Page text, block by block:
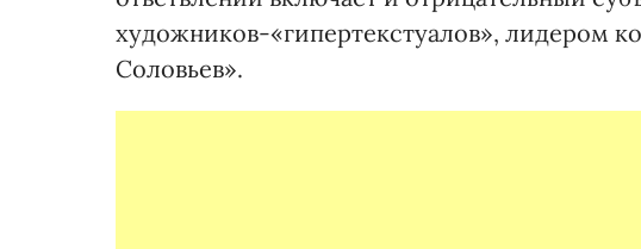
художников-«гипертекстуалов», лидером
Соловьев».